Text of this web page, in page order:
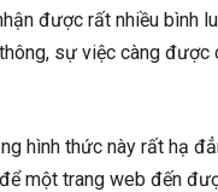
được rất nhiều bình
sự việc càng
hình thức này rất hạ
một trang web đến